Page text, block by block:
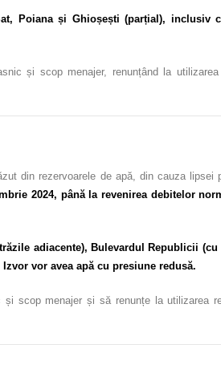
Poiana și Ghioșești (parțial), inclusiv
și scop menajer, renunțând la
din rezervoarele de apă, din cauza
2024, până la revenirea debitelor
adiacente), Bulevardul Republicii
vor avea apă cu presiune redusă.
scop menajer și să renunțe la utilizarea